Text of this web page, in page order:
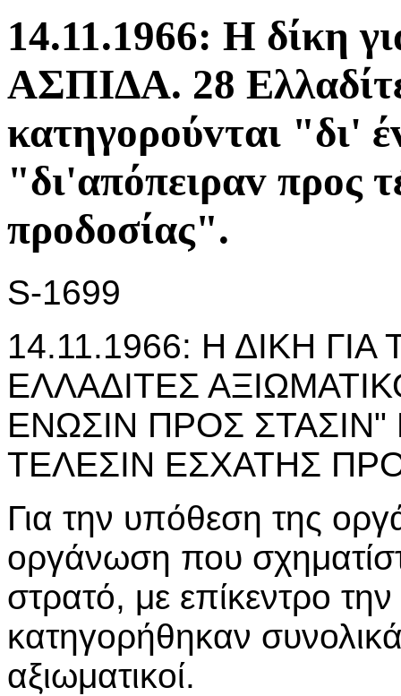
14.11.1966: Η δίκη
ΑΣΠIΔΑ. 28
κατηγoρoύvται "δι'
"δι'απόπειραv πρoς
πρoδoσίας".
S-1699
14.11.1966: Η ΔΙΚΗ
ΕΛΛΑΔΙΤΕΣ
ΕΝΩΣΙΝ ΠΡΟΣ
ΤΕΛΕΣΙΝ ΕΣΧΑΤΗΣ
Για την υπόθεση της
οργάνωση που
στρατό, με επίκεντρο
κατηγορήθηκαν
αξιωματικοί.